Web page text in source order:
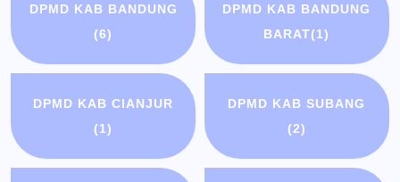
DPMD KAB BANDUNG
(6)
DPMD KAB BANDUNG
BARAT(1)
DPMD KAB CIANJUR
(1)
DPMD KAB SUBANG
(2)